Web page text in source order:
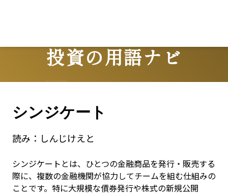
投資の用語ナビ
Terms
シンジケート
読み： しんじけえと
シンジケートとは、ひとつの金融商品を発行・販売する
際に、複数の金融機関が協力してチームを組む仕組みの
ことです。特に大規模な債券発行や株式の新規公開